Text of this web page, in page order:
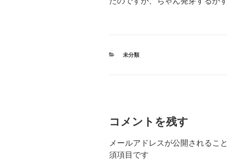
カ
未分類
コメントを残す
メールアドレスが公開されるこ
須項目です